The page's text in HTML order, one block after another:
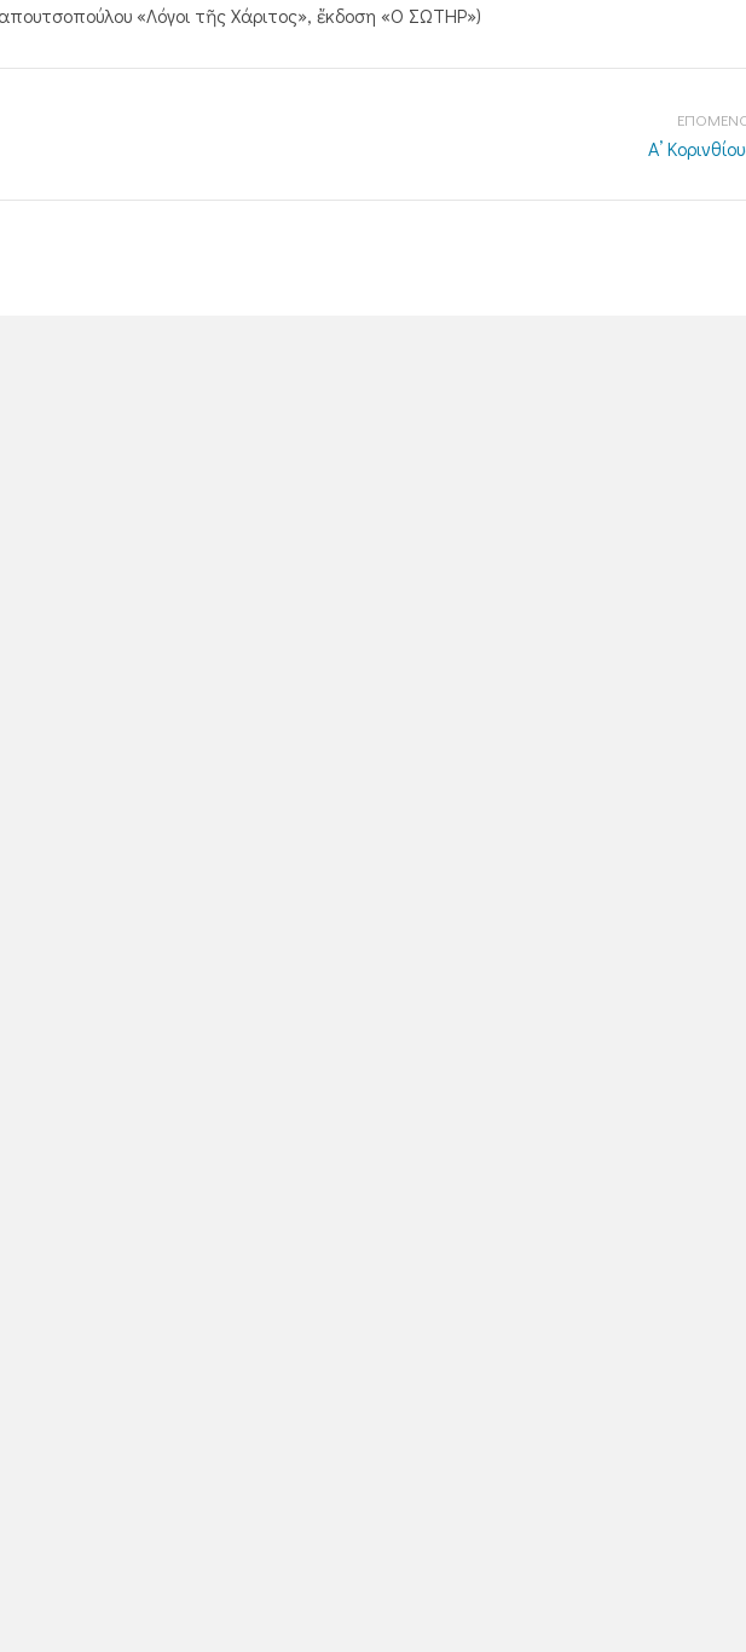
«Λόγοι τῆς Χάριτος», ἔκδοση «Ο ΣΩΤΗΡ»)
Α’